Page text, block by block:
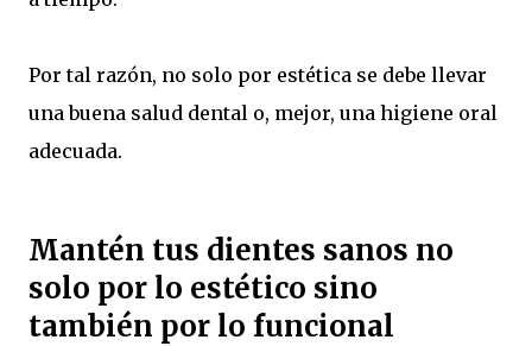
Por tal razón, no solo por estética se debe llevar
una buena salud dental o, mejor, una higiene oral
adecuada.
Mantén tus dientes sanos no
solo por lo estético sino
también por lo funcional